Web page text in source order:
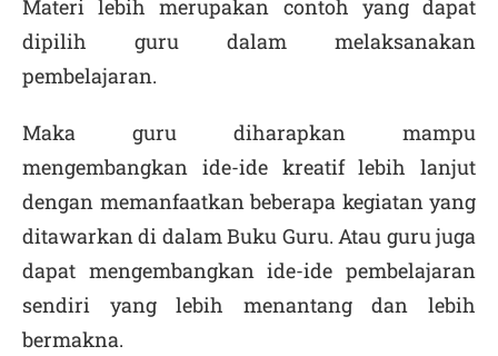
Materi lebih merupakan contoh yang dapat
dipilih guru dalam melaksanakan
pembelajaran.
Maka guru diharapkan mampu
mengembangkan ide-ide kreatif lebih lanjut
dengan memanfaatkan beberapa kegiatan yang
ditawarkan di dalam Buku Guru. Atau guru juga
dapat mengembangkan ide-ide pembelajaran
sendiri yang lebih menantang dan lebih
bermakna.